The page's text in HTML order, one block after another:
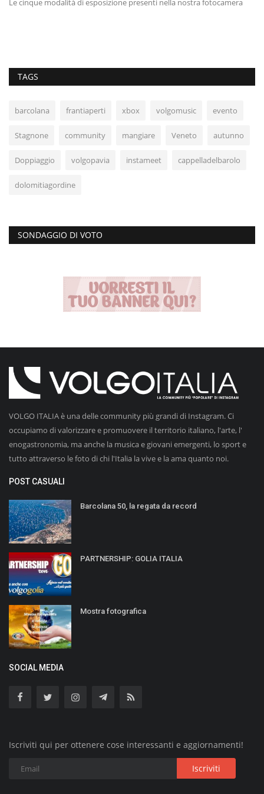
Le cinque modalità di esposizione presenti nella nostra fotocamera
TAGS
barcolana frantiaperti xbox volgomusic evento
Stagnone community mangiare Veneto autunno
Doppiaggio volgopavia instameet cappelladelbarolo
dolomitiagordine
SONDAGGIO DI VOTO
VOLGO ITALIA è una delle community più grandi di Instagram. Ci
occupiamo di valorizzare e promuovere il territorio italiano, l'arte, l'
enogastronomia, ma anche la musica e giovani emergenti, lo sport e
tutto attraverso le foto di chi l'Italia la vive e la ama quanto noi.
POST CASUALI
Barcolana 50, la regata da record
PARTNERSHIP: GOLIA ITALIA
Mostra fotografica
SOCIAL MEDIA
Iscriviti qui per ottenere cose interessanti e aggiornamenti!
Iscriviti